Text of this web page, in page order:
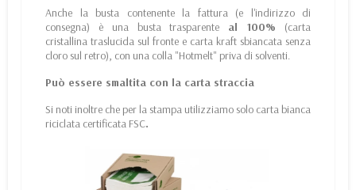
Anche la busta contenente la fattura (e l'indirizzo di
consegna) è una busta trasparente al 100% (carta
cristallina traslucida sul fronte e carta kraft sbiancata senza
cloro sul retro), con una colla "Hotmelt" priva di solventi.
Può essere smaltita con la carta straccia
Si noti inoltre che per la stampa utilizziamo solo carta bianca
riciclata certificata FSC.